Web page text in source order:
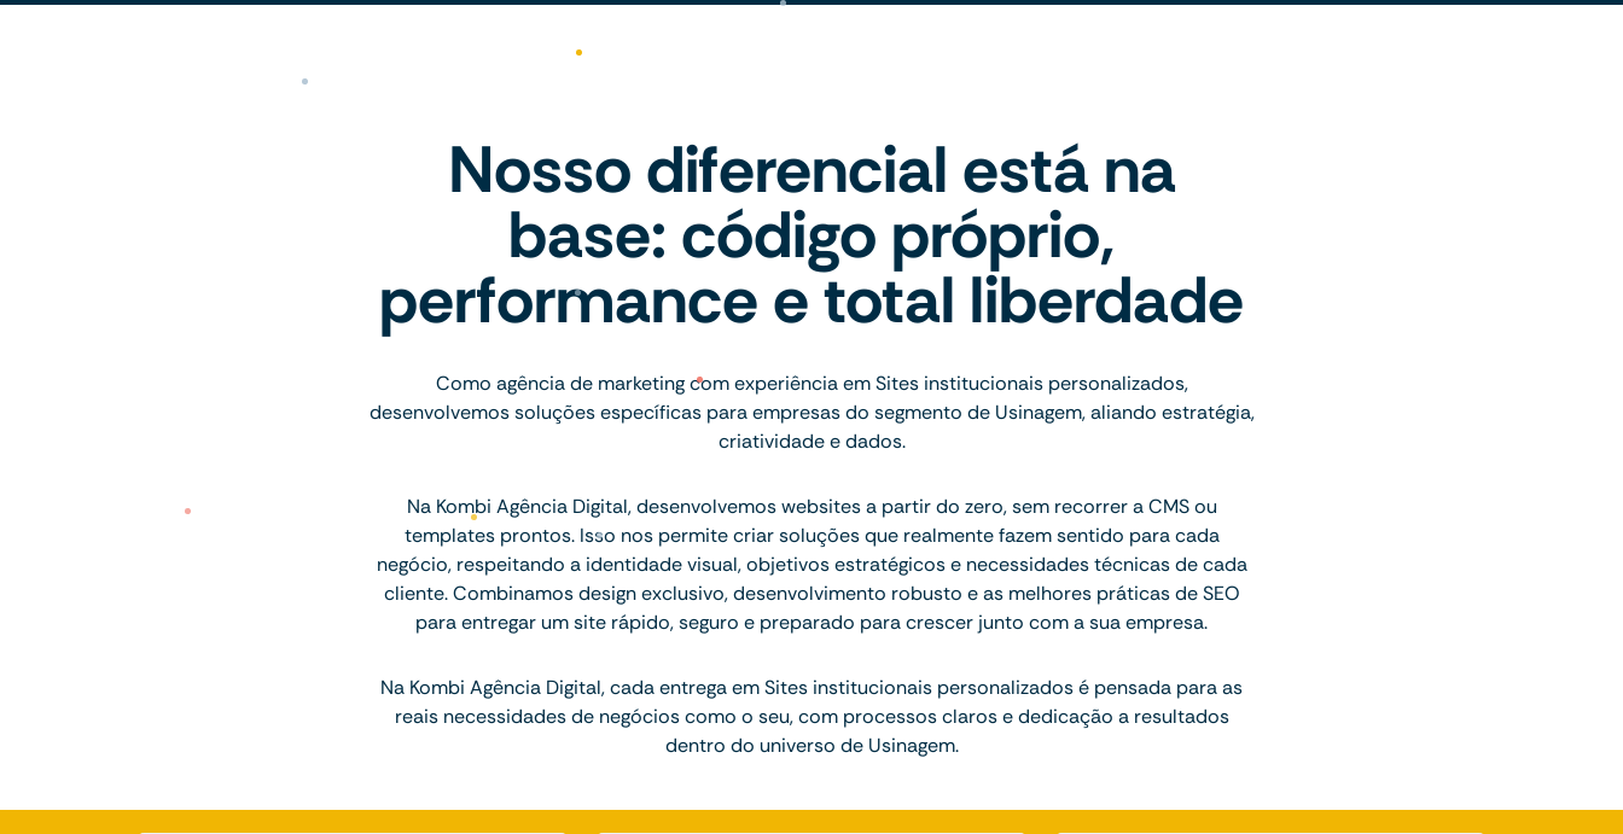
Nosso diferencial está na
base: código próprio,
performance e total liberdade
Como agência de marketing com experiência em Sites institucionais personalizados,
desenvolvemos soluções específicas para empresas do segmento de Usinagem, aliando estratégia,
criatividade e dados.
Na Kombi Agência Digital, desenvolvemos websites a partir do zero, sem recorrer a CMS ou
templates prontos. Isso nos permite criar soluções que realmente fazem sentido para cada
negócio, respeitando a identidade visual, objetivos estratégicos e necessidades técnicas de cada
cliente. Combinamos design exclusivo, desenvolvimento robusto e as melhores práticas de SEO
para entregar um site rápido, seguro e preparado para crescer junto com a sua empresa.
Na Kombi Agência Digital, cada entrega em Sites institucionais personalizados é pensada para as
reais necessidades de negócios como o seu, com processos claros e dedicação a resultados
dentro do universo de Usinagem.